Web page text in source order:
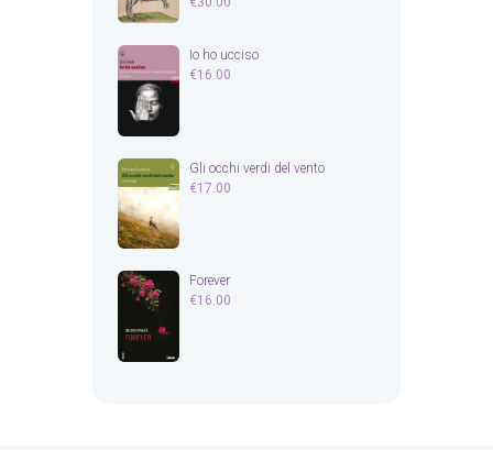
Io ho ucciso
€16.00
Gli occhi verdi del vento
€17.00
Forever
€16.00